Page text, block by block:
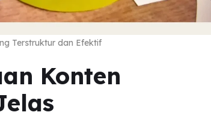
Terstruktur dan Efektif
Konten